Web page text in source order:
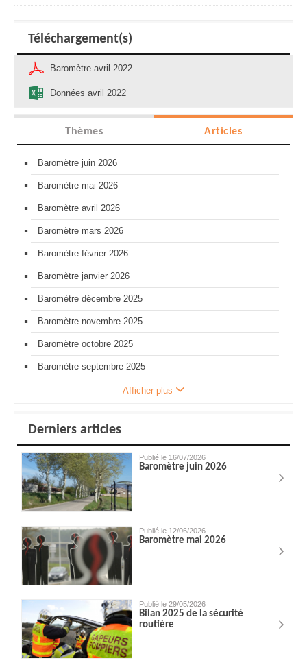
Téléchargement(s)
Baromètre avril 2022
Données avril 2022
Thèmes Articles
Baromètre juin 2026
Baromètre mai 2026
Baromètre avril 2026
Baromètre mars 2026
Baromètre février 2026
Baromètre janvier 2026
Baromètre décembre 2025
Baromètre novembre 2025
Baromètre octobre 2025
Baromètre septembre 2025
Afficher plus
Derniers articles
Publié le 16/07/2026
Baromètre juin 2026
Publié le 12/06/2026
Baromètre mai 2026
Publié le 29/05/2026
Bilan 2025 de la sécurité
routière